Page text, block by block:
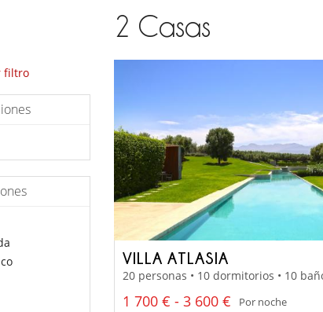
filtro
2 Casas
VILLA ATLASIA
20 personas • 10 dormitorios • 10
1 700 € - 3 600 €
Por noche